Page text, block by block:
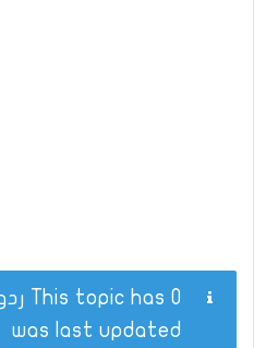
was last updated